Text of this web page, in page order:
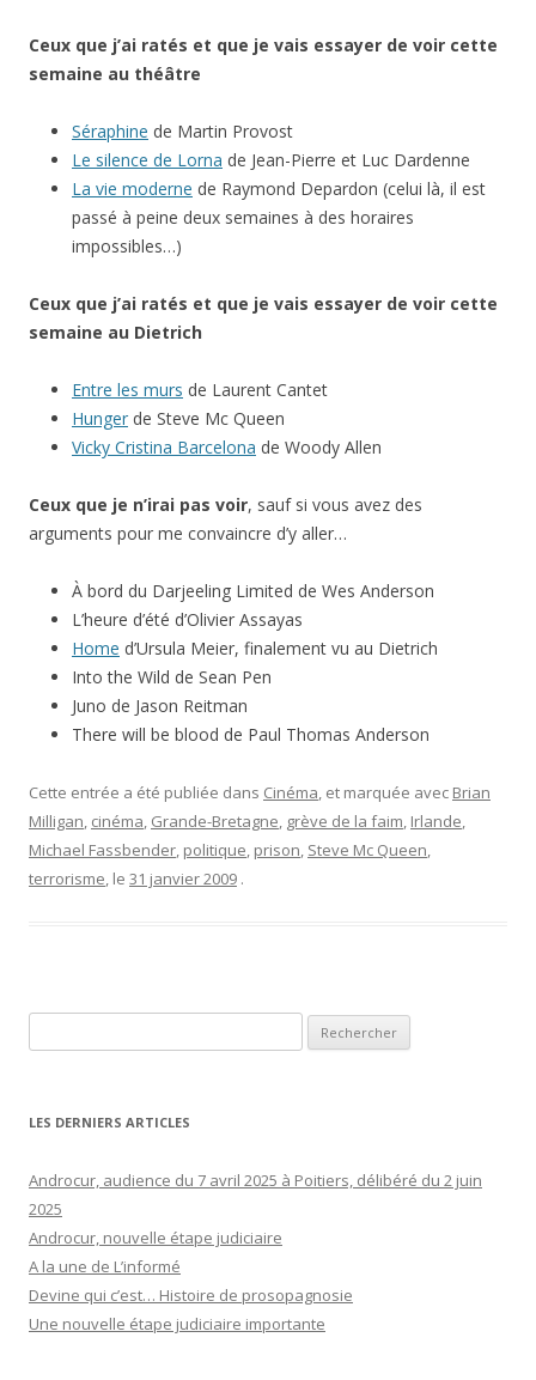
Ceux que j’ai ratés et que je vais essayer de voir cette
semaine au théâtre
Séraphine de Martin Provost
Le silence de Lorna de Jean-Pierre et Luc Dardenne
La vie moderne de Raymond Depardon (celui là, il est
passé à peine deux semaines à des horaires
impossibles…)
Ceux que j’ai ratés et que je vais essayer de voir cette
semaine au Dietrich
Entre les murs de Laurent Cantet
Hunger de Steve Mc Queen
Vicky Cristina Barcelona de Woody Allen
Ceux que je n’irai pas voir, sauf si vous avez des
arguments pour me convaincre d’y aller…
À bord du Darjeeling Limited de Wes Anderson
L’heure d’été d’Olivier Assayas
Home d’Ursula Meier, finalement vu au Dietrich
Into the Wild de Sean Pen
Juno de Jason Reitman
There will be blood de Paul Thomas Anderson
Cette entrée a été publiée dans Cinéma, et marquée avec Brian
Milligan, cinéma, Grande-Bretagne, grève de la faim, Irlande,
Michael Fassbender, politique, prison, Steve Mc Queen,
terrorisme, le 31 janvier 2009 .
LES DERNIERS ARTICLES
Androcur, audience du 7 avril 2025 à Poitiers, délibéré du 2 juin
2025
Androcur, nouvelle étape judiciaire
A la une de L’informé
Devine qui c’est… Histoire de prosopagnosie
Une nouvelle étape judiciaire importante